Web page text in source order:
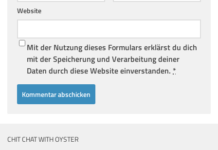
Website
Mit der Nutzung dieses Formulars erklärst du dich
mit der Speicherung und Verarbeitung deiner
Daten durch diese Website einverstanden. *
CHIT CHAT WITH OYSTER